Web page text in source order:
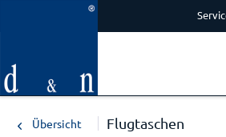
Übersicht Flugtaschen